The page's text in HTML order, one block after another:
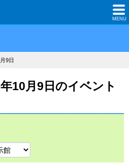
MENU
9日
10月9日のイベント